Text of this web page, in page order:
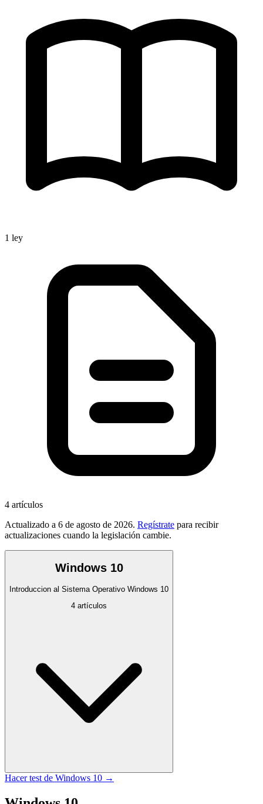
1 ley
4 artículos
Actualizado a 6 de agosto de 2026. Regístrate para recibir
actualizaciones cuando la legislación cambie.
Windows 10
Introduccion al Sistema Operativo Windows 10
4 artículos
Hacer test de Windows 10 →